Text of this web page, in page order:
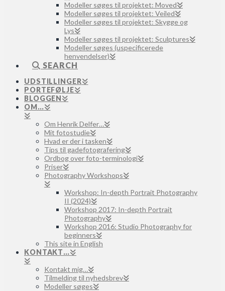
Modeller søges til projektet: Moved
Modeller søges til projektet: Veiled
Modeller søges til projektet: Skygge og
Lys
Modeller søges til projektet: Sculptures
Modeller søges (uspecificerede
henvendelser)
SEARCH
UDSTILLINGER
PORTEFØLJE
BLOGGEN
OM…
Om Henrik Delfer…
Mit fotostudie
Hvad er der i tasken
Tips til gadefotografering
Ordbog over foto-terminologi
Priser
Photography Workshops
Workshop: In-depth Portrait Photography
II (2024)
Workshop 2017: In-depth Portrait
Photography
Workshop 2016: Studio Photography for
beginners
This site in English
KONTAKT…
Kontakt mig…
Tilmelding til nyhedsbrev
Modeller søges